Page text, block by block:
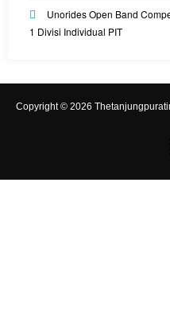
Unorides Open Band
1 Divisi Individual PIT
Copyright © 2026